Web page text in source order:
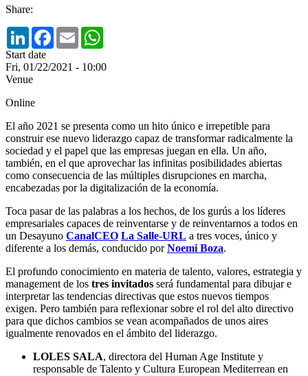
Share:
LinkedInFacebook
Email
Start date
Fri, 01/22/2021 - 10:00
Venue
Online
El año 2021 se presenta como un hito único e irrepetible para
construir ese nuevo liderazgo capaz de transformar radicalmente la
sociedad y el papel que las empresas juegan en ella. Un año,
también, en el que aprovechar las infinitas posibilidades abiertas
como consecuencia de las múltiples disrupciones en marcha,
encabezadas por la digitalización de la economía.
Toca pasar de las palabras a los hechos, de los gurús a los líderes
empresariales capaces de reinventarse y de reinventarnos a todos en
un Desayuno CanalCEO La Salle-URL a tres voces, único y
diferente a los demás, conducido porNoemi Boza.
El profundo conocimiento en materia de talento, valores, estrategia y
management de los tres invitados será fundamental para dibujar e
interpretar las tendencias directivas que estos nuevos tiempos
exigen. Pero también para reflexionar sobre el rol del alto directivo
para que dichos cambios se vean acompañados de unos aires
igualmente renovados en el ámbito del liderazgo.
LOLES SALA, directora del Human Age Institute y
responsable de Talento y Cultura European Mediterrean en